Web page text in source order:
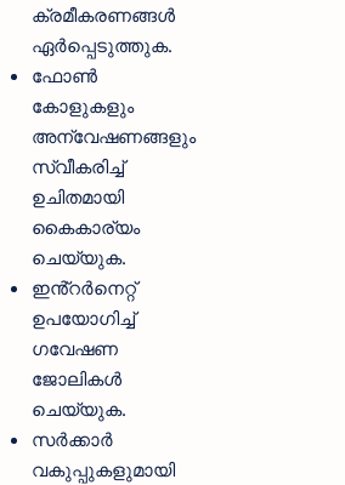
ക്രമീകരണങ്ങൾ
ഏർപ്പെടുത്തുക.
ഫോൺ
കോളുകളും
അന്വേഷണങ്ങളും
സ്വീകരിച്ച്
ഉചിതമായി
കൈകാര്യം
ചെയ്യുക.
ഇൻ്റർനെറ്റ്
ഉപയോഗിച്ച്
ഗവേഷണ
ജോലികൾ
ചെയ്യുക.
സർക്കാർ
വകുപ്പുകളുമായി